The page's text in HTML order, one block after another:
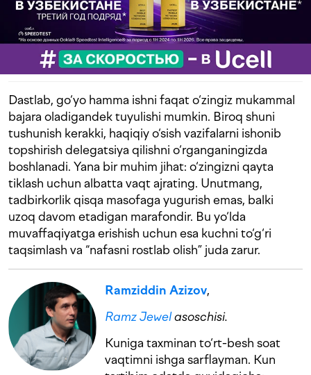
Dastlab, go‘yo hamma ishni faqat o‘zingiz mukammal
bajara oladigandek tuyulishi mumkin. Biroq shuni
tushunish kerakki, haqiqiy o‘sish vazifalarni ishonib
topshirish delegatsiya qilishni o‘rganganingizda
boshlanadi. Yana bir muhim jihat: o‘zingizni qayta
tiklash uchun albatta vaqt ajrating. Unutmang,
tadbirkorlik qisqa masofaga yugurish emas, balki
uzoq davom etadigan marafondir. Bu yo‘lda
muvaffaqiyatga erishish uchun esa kuchni to‘g‘ri
taqsimlash va “nafasni rostlab olish” juda zarur.
Ramziddin Azizov,
Ramz Jewelasoschisi.
Kuniga taxminan to‘rt-besh soat
vaqtimni ishga sarflayman. Kun